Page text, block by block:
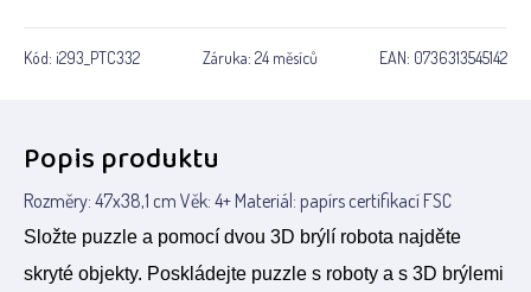
Kód: i293_PTC332 Záruka: 24 měsíců EAN: 0736313545142
Popis produktu
Rozměry: 47x38,1 cm Věk: 4+ Materiál: papírs certifikací FSC
Složte puzzle a pomocí dvou 3D brýlí robota najděte
skryté objekty. Poskládejte puzzle s roboty a s 3D brýlemi